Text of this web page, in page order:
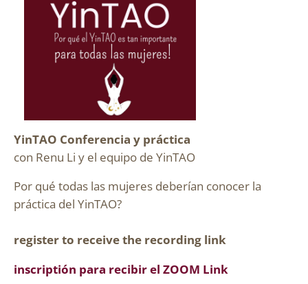
YinTAO Conferencia y práctica
con Renu Li y el equipo de YinTAO
Por qué todas las mujeres deberían conocer la
práctica del YinTAO?
register to receive the recording link
inscriptión para recibir el ZOOM Link